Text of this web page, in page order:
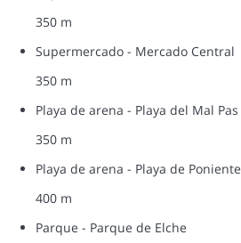
350 m
Supermercado - Mercado Central
350 m
Playa de arena - Playa del Mal Pas
350 m
Playa de arena - Playa de Poniente
400 m
Parque - Parque de Elche